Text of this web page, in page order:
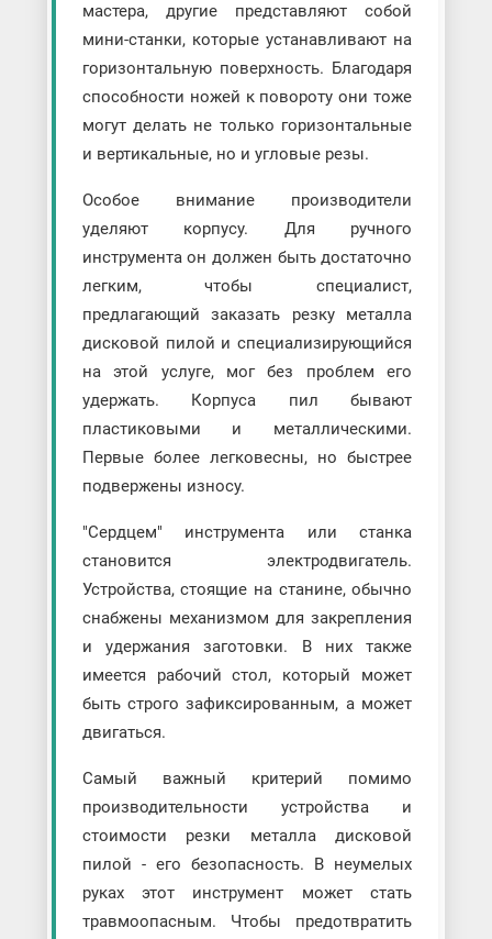
мастера, другие представляют собой
мини-станки, которые устанавливают на
горизонтальную поверхность. Благодаря
способности ножей к повороту они тоже
могут делать не только горизонтальные
и вертикальные, но и угловые резы.
Особое внимание производители
уделяют корпусу. Для ручного
инструмента он должен быть достаточно
легким, чтобы специалист,
предлагающий заказать резку металла
дисковой пилой и специализирующийся
на этой услуге, мог без проблем его
удержать. Корпуса пил бывают
пластиковыми и металлическими.
Первые более легковесны, но быстрее
подвержены износу.
"Сердцем" инструмента или станка
становится электродвигатель.
Устройства, стоящие на станине, обычно
снабжены механизмом для закрепления
и удержания заготовки. В них также
имеется рабочий стол, который может
быть строго зафиксированным, а может
двигаться.
Самый важный критерий помимо
производительности устройства и
стоимости резки металла дисковой
пилой - его безопасность. В неумелых
руках этот инструмент может стать
травмоопасным. Чтобы предотвратить